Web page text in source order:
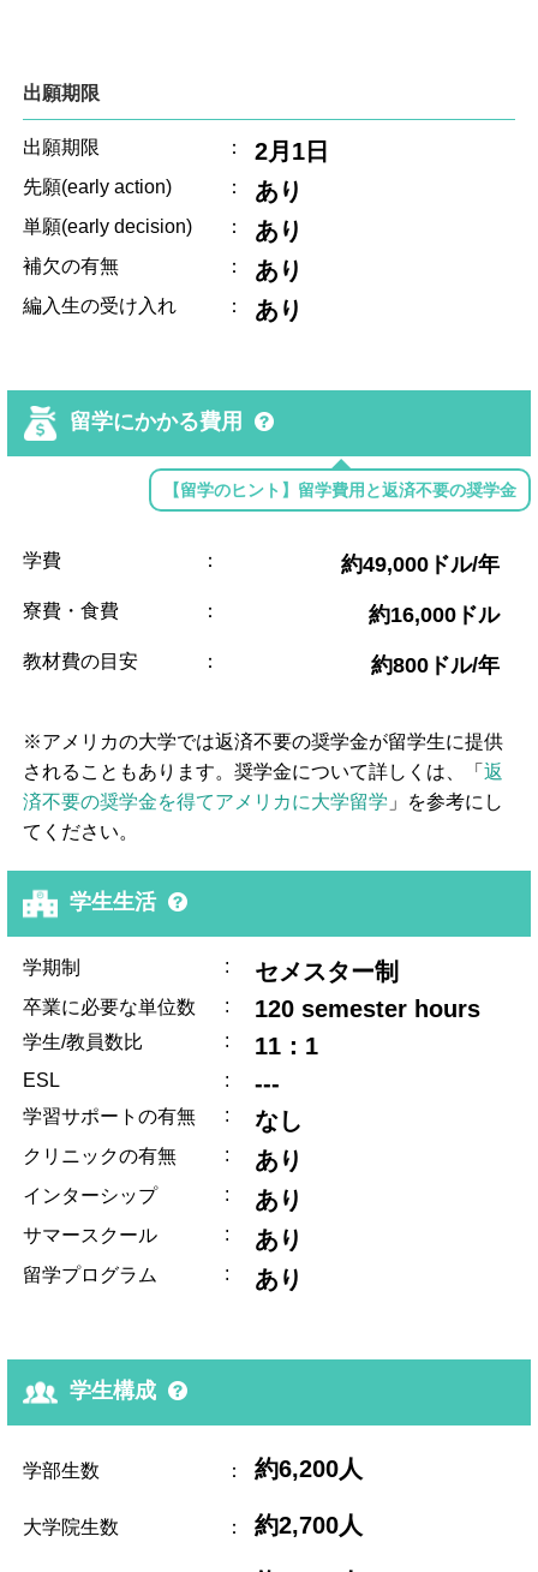
出願期限
出願期限 ： 2月1日
先願(early action) ： あり
単願(early decision) ： あり
補欠の有無 ： あり
編入生の受け入れ ： あり
留学にかかる費用
【留学のヒント】留学費用と返済不要の奨学金
学費 ： 約49,000ドル/年
寮費・食費 ： 約16,000ドル
教材費の目安 ： 約800ドル/年
※アメリカの大学では返済不要の奨学金が留学生に提供
されることもあります。奨学金について詳しくは、「返
済不要の奨学金を得てアメリカに大学留学 」を参考にし
てください。
学生生活
学期制 : セメスター制
卒業に必要な単位数 : 120 semester hours
学生/教員数比 : 11：1
ESL : ---
学習サポートの有無 : なし
クリニックの有無 : あり
インターシップ : あり
サマースクール : あり
留学プログラム : あり
学生構成
学部生数 ： 約6,200人
大学院生数 ： 約2,700人